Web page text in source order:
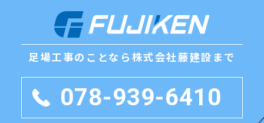
足場工事のことなら 株式会社藤建設まで
078-939-6410